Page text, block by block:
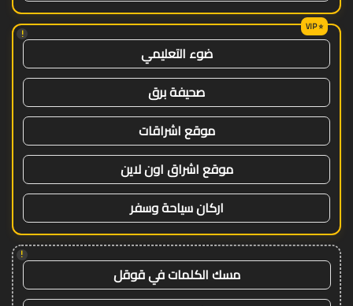
!
ضوء التعليمي
صحيفة برق
موقع اشراقات
موقع اشراق اون لاين
اركان سياحة وسفر
!
مسك الكلمات في قوقل